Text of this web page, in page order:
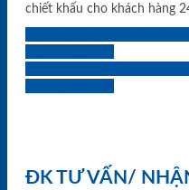
chiết khấu cho khách hàng
ĐK TƯ VẤN/